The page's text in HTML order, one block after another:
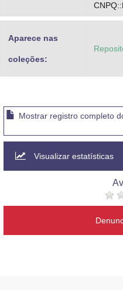
Aparece nas
coleções:
Mostrar registro completo
Visualizar estatísticas